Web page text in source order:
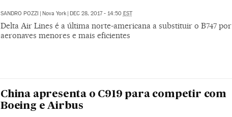
SANDRO POZZI Nova York DEC 28, 2017 - 14:50 EST
Delta Air Lines é a última norte-americana a substituir o B747 por
aeronaves menores e mais eficientes
China apresenta o C919 para competir com
Boeing e Airbus